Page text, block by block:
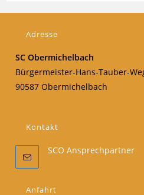
Adresse
SC Obermichelbach
Bürgermeister-Hans-Tauber-
90587 Obermichelbach
Kontakt
SCO Ansprechpartner
Anfahrt